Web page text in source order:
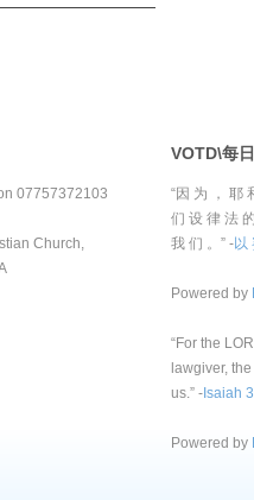
07757372103
Church,
VOTD\每
“因 为 ， 耶
们 设 律 法
我 们 。” -以
Powered by
“For the
lawgiver,
us.” - Isaiah
Powered by